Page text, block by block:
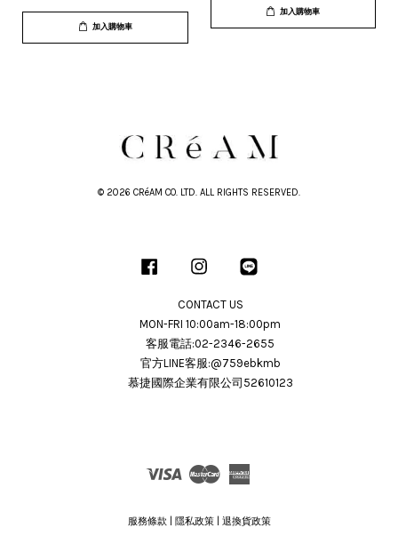
加入購物車
加入購物車
© 2026 CRéAM CO. LTD. ALL RIGHTS RESERVED.
Facebook Instagram
CONTACT US
MON-FRI 10:00am-18:00pm
客服電話:02-2346-2655
官方LINE客服:@759ebkmb
慕捷國際企業有限公司52610123
Visa Master
服務條款 隱私政策| 退換貨政策